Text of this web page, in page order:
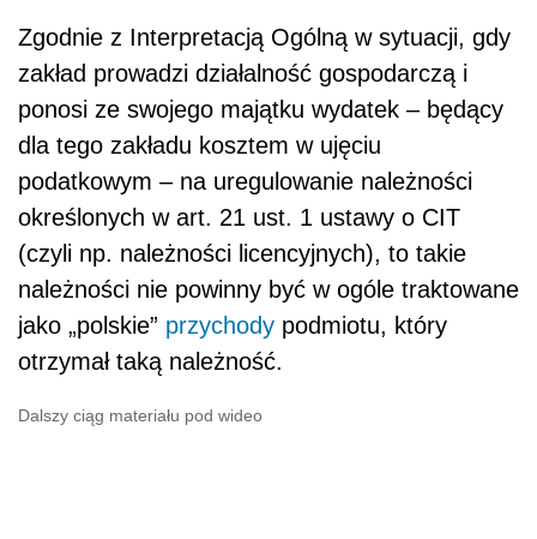
Zgodnie z Interpretacją Ogólną w sytuacji, gdy
zakład prowadzi działalność gospodarczą i
ponosi ze swojego majątku wydatek – będący
dla tego zakładu kosztem w ujęciu
podatkowym – na uregulowanie należności
określonych w art. 21 ust. 1 ustawy o CIT
(czyli np. należności licencyjnych), to takie
należności nie powinny być w ogóle traktowane
jako „polskie” przychody podmiotu, który
otrzymał taką należność.
Dalszy ciąg materiału pod wideo